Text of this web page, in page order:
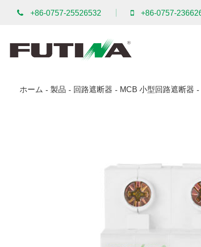
+86-0757-25526532 +86-0757-
ホーム 製品 回路遮断器 MCB 小型回路遮断器